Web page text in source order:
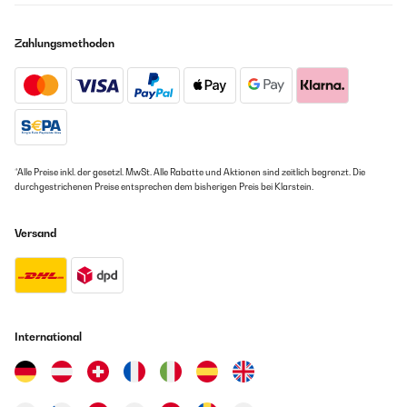
Zahlungsmethoden
*Alle Preise inkl. der gesetzl. MwSt. Alle Rabatte und Aktionen sind zeitlich begrenzt. Die
durchgestrichenen Preise entsprechen dem bisherigen Preis bei Klarstein.
Versand
International